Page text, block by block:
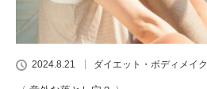
2024.8.21 ダイエット・ボディメイク